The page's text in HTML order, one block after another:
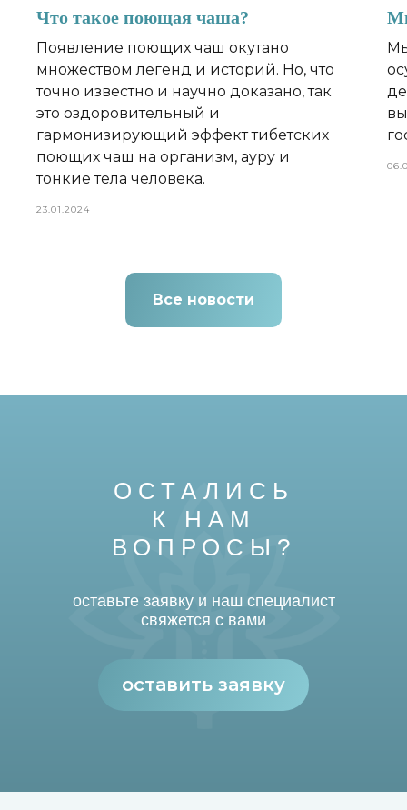
Что такое поющая чаша?
Появление поющих чаш окутано
множеством легенд и историй. Но, что
точно известно и научно доказано, так
это оздоровительный и
гармонизирующий эффект тибетских
поющих чаш на организм, aypy и
тонкие тела человека.
23.01.2024
Все новости
ОСТАЛИСЬ
К НАМ
ВОПРОСЫ?
оставьте заявку и наш специалист
свяжется с вами
оставить заявку